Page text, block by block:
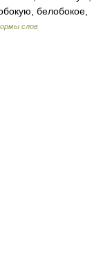
белобокое,
слов